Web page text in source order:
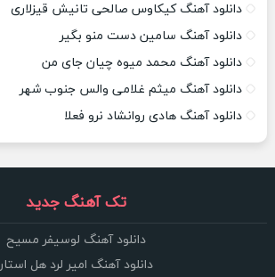
دانلود آهنگ کیکاوس صالحی تانیش قیزلاری
دانلود آهنگ سامین دست منو بگیر
دانلود آهنگ محمد میوه چیان جای من
دانلود آهنگ میثم غلامی والس جنوب شهر
دانلود آهنگ هادی روانشاد نرو فعلا
تک آهنگ جدید
دانلود آهنگ لوسیفر مسیح
دانلود آهنگ امیر لرد هل استار